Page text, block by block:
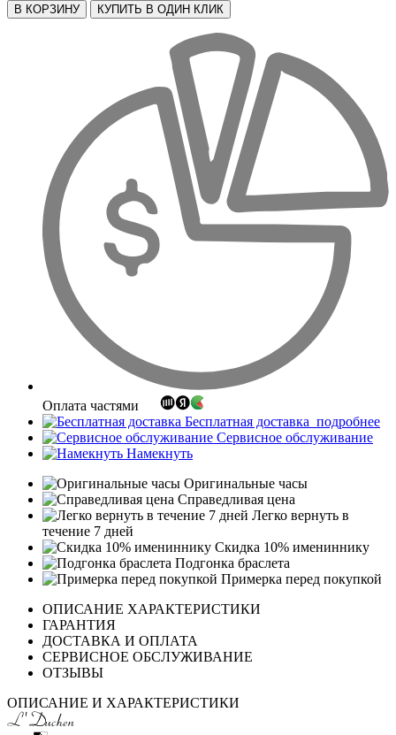
В КОРЗИНУ КУПИТЬ В ОДИН КЛИК
Оплата частями
Бесплатная доставка подробнее
Сервисное обслуживание
Намекнуть
Оригинальные часы
Справедливая цена
Легко вернуть в
течение 7 дней
Скидка 10% имениннику
Подгонка браслета
Примерка перед покупкой
ОПИСАНИЕ ХАРАКТЕРИСТИКИ
ГАРАНТИЯ
ДОСТАВКА И ОПЛАТА
СЕРВИСНОЕ ОБСЛУЖИВАНИЕ
ОТЗЫВЫ
ОПИСАНИЕ И ХАРАКТЕРИСТИКИ